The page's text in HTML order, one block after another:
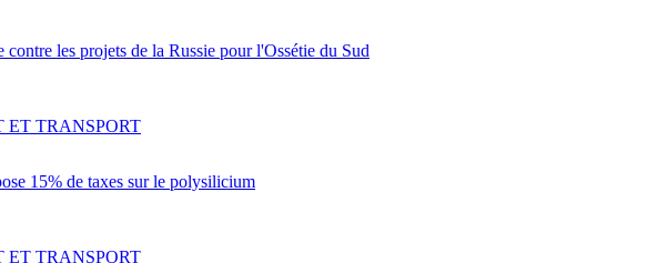
contre les projets de la Russie pour l'Ossétie du Sud
15% de taxes sur le polysilicium
ET TRANSPORT
ET TRANSPORT